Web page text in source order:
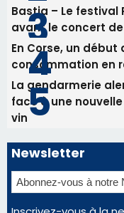
Inscrivez-vous à la
email les infos les
nos meilleurs articles
Régie publicitaire